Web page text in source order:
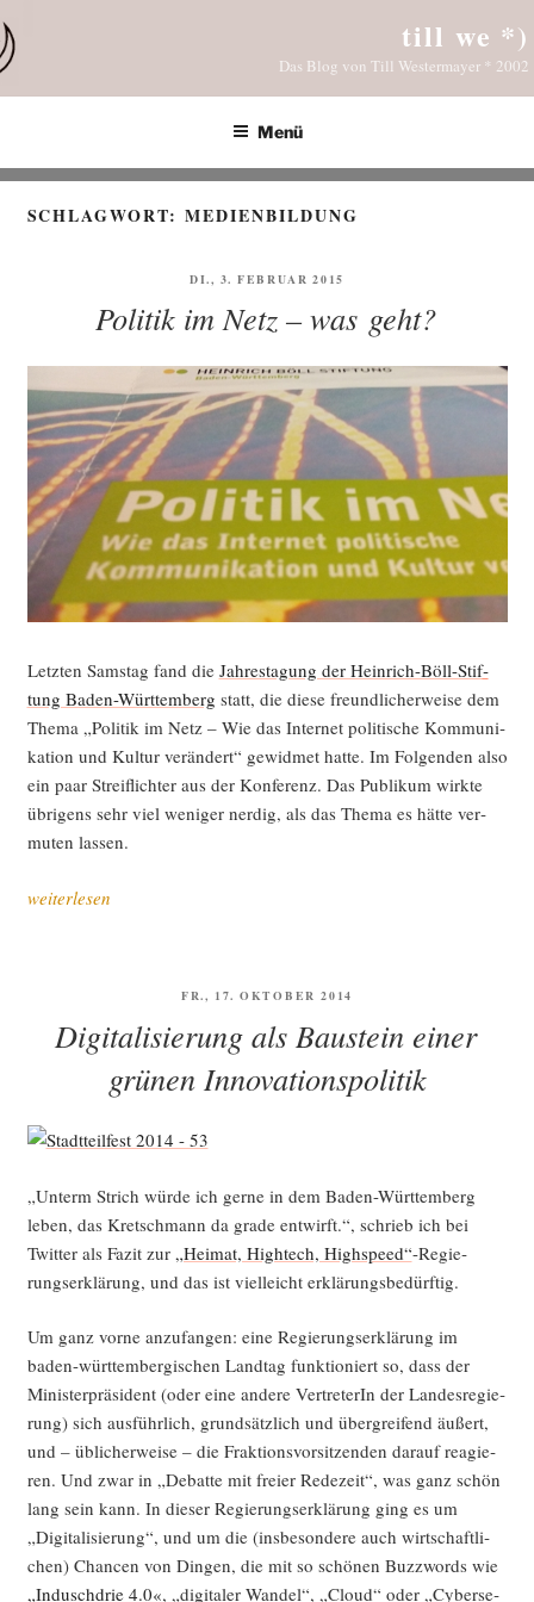
Inhalt
springen
till we *)
Das Blog von Till Westermayer * 2002
Menü
SCHLAGWORT:MEDIENBILDUNG
VERÖFFENTLICHT
DI., 3. FEBRUAR 2015
Politik im Netz – was geht?
Letz­ten Sams­tag fand die Jah­res­ta­gung der Hein­rich-Böll-Stif­
tung Baden-Würt­tem­berg statt, die die­se freund­li­cher­wei­se dem
The­ma „Poli­tik im Netz – Wie das Inter­net poli­ti­sche Kom­mu­ni­
ka­ti­on und Kul­tur ver­än­dert“ gewid­met hat­te. Im Fol­gen­den also
ein paar Streif­lich­ter aus der Kon­fe­renz. Das Publi­kum wirk­te
übri­gens sehr viel weni­ger nerdig, als das The­ma es hät­te ver­
mu­ten lassen.
„Poli­
was geht?“
weiterlesen
VERÖFFENTLICHT
FR., 17. OKTOBER 2014
Digitalisierung als Baustein einer
grünen Innovationspolitik
„Unterm Strich wür­de ich ger­ne in dem Baden-Würt­tem­berg
leben, das Kret­sch­mann da gra­de ent­wirft.“, schrieb ich bei
Twit­ter als Fazit zur „Hei­mat, High­tech, High­speed“-Regie­
rungs­er­klä­rung, und das ist viel­leicht erklärungsbedürftig.
Um ganz vor­ne anzu­fan­gen: eine Regie­rungs­er­klä­rung im
baden-würt­tem­ber­gi­schen Land­tag funk­tio­niert so, dass der
Minis­ter­prä­si­dent (oder eine ande­re Ver­tre­te­rIn der Lan­des­re­gie­
rung) sich aus­führ­lich, grund­sätz­lich und über­grei­fend äußert,
und – übli­cher­wei­se – die Frak­ti­ons­vor­sit­zen­den dar­auf reagie­
ren. Und zwar in „Debat­te mit frei­er Rede­zeit“, was ganz schön
lang sein kann. In die­ser Regie­rungs­er­klä­rung ging es um
„Digi­ta­li­sie­rung“, und um die (ins­be­son­de­re auch wirt­schaft­li­
chen) Chan­cen von Din­gen, die mit so schö­nen Buz­zwords wie
„Indusch­drie 4.0«, „digi­ta­ler Wan­del“, „Cloud“ oder „Cyber­se­